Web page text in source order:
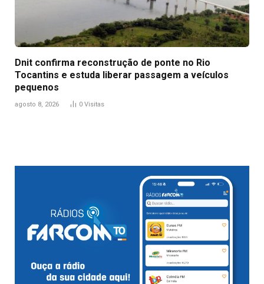
Dnit confirma reconstrução de ponte no Rio
Tocantins e estuda liberar passagem a veículos
pequenos
agosto 8, 2026 0 Visitas